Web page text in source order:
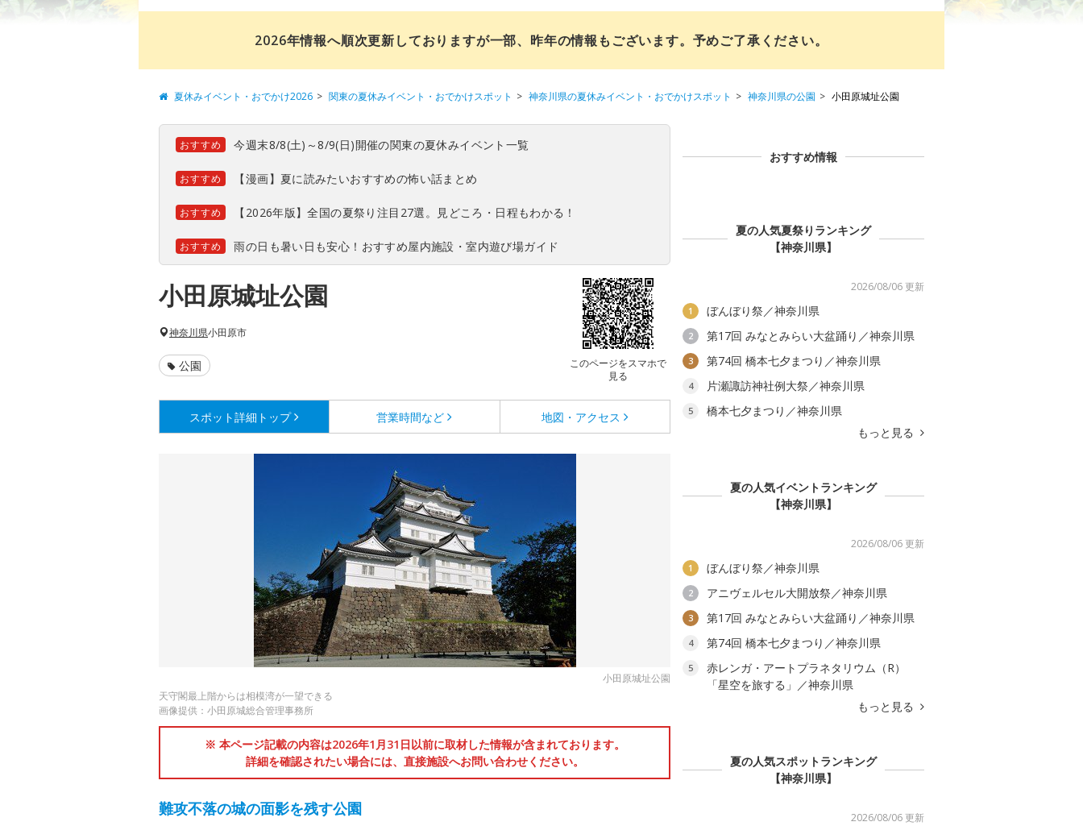
2026年情報へ順次更新しておりますが一部、昨年の情報もございます。予めご了承ください。
夏休みイベント・おでかけ2026 関東の夏休みイベント・おでかけスポット 神奈川県の夏休みイベント・おでかけスポット 神奈川県の公園 小田原城址公園
おすすめ 今週末8/8(土)～8/9(日)開催の関東の夏休みイベント一覧
おすすめ 【漫画】夏に読みたいおすすめの怖い話まとめ
おすすめ 【2026年版】全国の夏祭り注目27選。見どころ・日程もわかる！
おすすめ 雨の日も暑い日も安心！おすすめ屋内施設・室内遊び場ガイド
小田原城址公園
このページをスマホで
見る
神奈川県小田原市
公園
スポット詳細 トップ 営業時間など 地図・アクセス
小田原城址公園
天守閣最上階からは相模湾が一望できる
画像提供：小田原城総合管理事務所
※ 本ページ記載の内容は2026年1月31日以前に取材した情報が含まれております。
詳細を確認されたい場合には、直接施設へお問い合わせください。
難攻不落の城の面影を残す公園
おすすめ情報
夏の人気夏祭りランキング
【神奈川県】
2026/08/06 更新
1 ぼんぼり祭／神奈川県
2 第17回 みなとみらい大盆踊り／神奈川県
3 第74回 橋本七夕まつり／神奈川県
4 片瀬諏訪神社例大祭／神奈川県
5
橋本七夕まつり／神奈川県
もっと見る
夏の人気イベントランキング
【神奈川県】
2026/08/06 更新
1 ぼんぼり祭／神奈川県
2 アニヴェルセル大開放祭／神奈川県
3 第17回 みなとみらい大盆踊り／神奈川県
4 第74回 橋本七夕まつり／神奈川県
5
赤レンガ・アートプラネタリウム（R）
「星空を旅する」／神奈川県
もっと見る
夏の人気スポットランキング
【神奈川県】
2026/08/06 更新